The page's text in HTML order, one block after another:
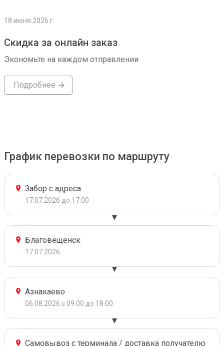
18 июня 2026 г.
Скидка за онлайн заказ
Экономьте на каждом отправлении
Подробнее
График перевозки по маршруту
Забор с адреса
17.07.2026 до 17:00
Благовещенск
17.07.2026
Азнакаево
06.08.2026 с 09:00 до 18:00
Самовывоз с терминала / доставка получателю